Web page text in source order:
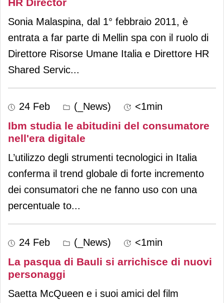
Sonia Malaspina, dal 1° febbraio 2011, è
entrata a far parte di Mellin spa con il ruolo di
Direttore Risorse Umane Italia e Direttore HR
Shared Servic...
24 Feb (_News) <1min
Ibm studia le abitudini del consumatore
nell'era digitale
L’utilizzo degli strumenti tecnologici in Italia
conferma il trend globale di forte incremento
dei consumatori che ne fanno uso con una
percentuale to...
24 Feb (_News) <1min
La pasqua di Bauli si arrichisce di nuovi
personaggi
Saetta McQueen e i suoi amici del film